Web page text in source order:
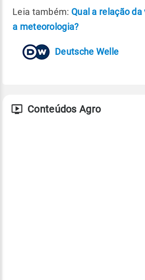
Leia também: Qual a relação
a meteorologia?
Deutsche Welle
Conteúdos Agro